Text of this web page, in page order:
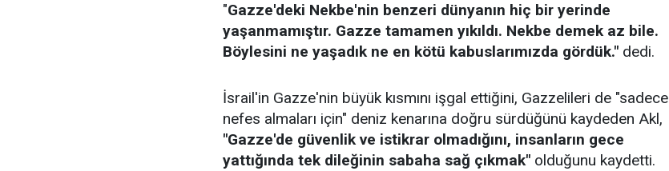
"Gazze'deki Nekbe'nin benzeri dünyanın hiç bir yerinde
yaşanmamıştır. Gazze tamamen yıkıldı. Nekbe demek az bile.
Böylesini ne yaşadık ne en kötü kabuslarımızda gördük." dedi.
İsrail'in Gazze'nin büyük kısmını işgal ettiğini, Gazzelileri de "sadece
nefes almaları için" deniz kenarına doğru sürdüğünü kaydeden Akl,
"Gazze'de güvenlik ve istikrar olmadığını, insanların gece
yattığında tek dileğinin sabaha sağ çıkmak" olduğunu kaydetti.